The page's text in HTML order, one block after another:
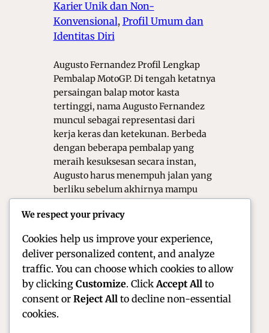
Karier Unik dan Non-
Konvensional, Profil Umum dan
Identitas Diri
Augusto Fernandez Profil Lengkap
Pembalap MotoGP. Di tengah ketatnya
persaingan balap motor kasta
tertinggi, nama Augusto Fernandez
muncul sebagai representasi dari
kerja keras dan ketekunan. Berbeda
dengan beberapa pembalap yang
meraih kesuksesan secara instan,
Augusto harus menempuh jalan yang
berliku sebelum akhirnya mampu
MotoGP. Artikel ini akan mengulas
We respect your privacy
Cookies help us improve your experience,
deliver personalized content, and analyze
traffic. You can choose which cookies to allow
by clicking Customize. Click Accept All to
consent or Reject All to decline non-essential
cookies.